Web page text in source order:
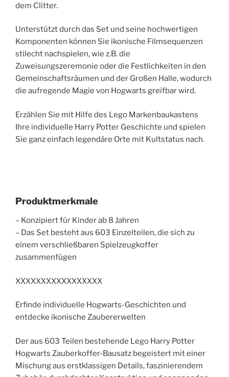
dem Clitter.
Unterstützt durch das Set und seine hochwertigen
Komponenten können Sie ikonische Filmsequenzen
stilecht nachspielen, wie z.B. die
Zuweisungszeremonie oder die Festlichkeiten in den
Gemeinschaftsräumen und der Großen Halle, wodurch
die aufregende Magie von Hogwarts greifbar wird.
Erzählen Sie mit Hilfe des Lego Markenbaukastens
Ihre individuelle Harry Potter Geschichte und spielen
Sie ganz einfach legendäre Orte mit Kultstatus nach.
Produktmerkmale
– Konzipiert für Kinder ab 8 Jahren
– Das Set besteht aus 603 Einzelteilen, die sich zu
einem verschließbaren Spielzeugkoffer
zusammenfügen
XXXXXXXXXXXXXXXXX
Erfinde individuelle Hogwarts-Geschichten und
entdecke ikonische Zaubererwelten
Der aus 603 Teilen bestehende Lego Harry Potter
Hogwarts Zauberkoffer-Bausatz begeistert mit einer
Mischung aus erstklassigen Details, faszinierendem